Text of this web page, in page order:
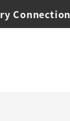
Connection